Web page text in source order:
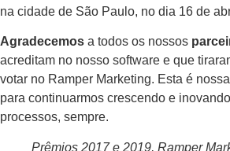
na cidade de São Paulo, no dia 16 de
Agradecemos a todos os nossos
acreditam no nosso software e que
votar no Ramper Marketing. Esta é
para continuarmos crescendo e
processos, sempre.
Prêmios 2017 e 2019, Ramper